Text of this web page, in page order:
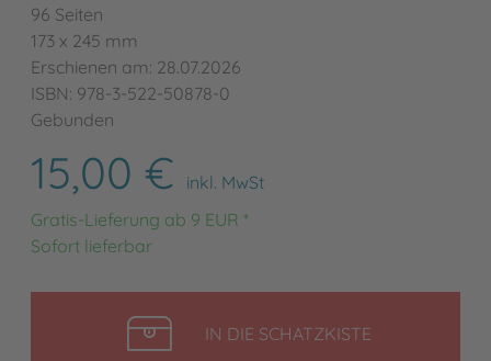
96 Seiten
173 x 245 mm
Erschienen am: 28.07.2026
ISBN: 978-3-522-50878-0
Gebunden
15,00 €
inkl. MwSt
Gratis-Lieferung ab 9 EUR *
Sofort lieferbar
IN DIE SCHATZKISTELEGEN